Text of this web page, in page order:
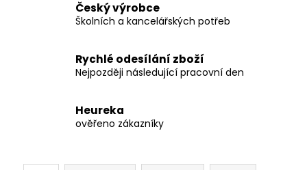
Český výrobce
Školních a kancelářských potřeb
Rychlé odesílání zboží
Nejpozději následující pracovní den
Heureka
ověřeno zákazníky